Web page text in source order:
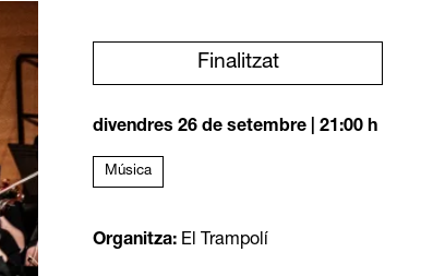
Finalitzat
divendres 26 de setembre 21:00 h
Música
Organitza: El Trampolí